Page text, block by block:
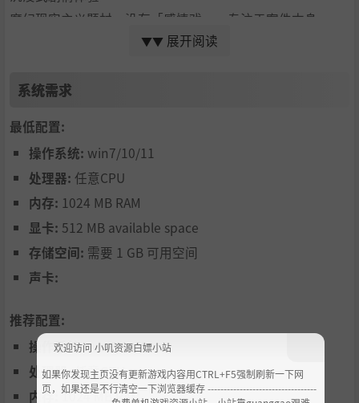
魔幻现实主义题材，没有「感情戏」，专注于案件本身~
逐渐拨开迷雾
定与世界观细节，拼凑出完整的真相拼图。
▼▼ 展开阅读
系统需求
最低配置:
操作系统: win7/10/11
处理器: 任意CPU
内存: 1024 MB RAM
显卡: 512 MB available space
存储空间: 需要 1 GB 可用空间
声卡:
推荐配置:
操作系统:win7/10/11
处理器:任意CPU
内存: 1024 MB RAM
欢迎访问 小叽资源白嫖小站
如果你发现主页没有更新游戏内容用CTRL+F5强制刷新一下网
页，如果还是不行清空一下浏览器缓存 ----------------------------------